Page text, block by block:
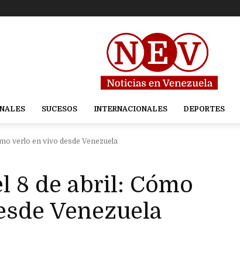
SUCESOS INTERNACIONALES DEPORTES
verlo en vivo desde Venezuela
8 de abril: Cómo
Venezuela